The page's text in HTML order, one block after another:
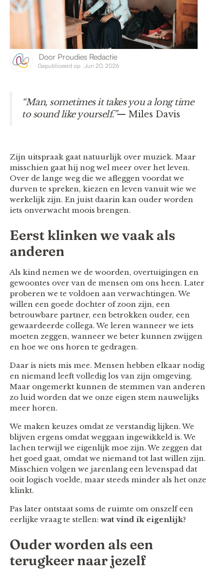
Door Proudies Redactie
Gepubliceerd op Jun 20, 2026
“Man, sometimes it takes you a long time
to sound like yourself.”— Miles Davis
Zijn uitspraak gaat natuurlijk over muziek. Maar
misschien gaat hij nog wel meer over het leven.
Over de lange weg die we afleggen voordat we
durven te spreken, kiezen en leven vanuit wie we
werkelijk zijn. En juist daarin kan ouder worden
iets onverwacht moois brengen.
Eerst klinken we vaak als
anderen
Als kind nemen we de woorden, overtuigingen en
gewoontes over van de mensen om ons heen. Later
proberen we te voldoen aan verwachtingen. We
willen een goede dochter of zoon zijn, een
betrouwbare partner, een betrokken ouder, een
gewaardeerde collega. We leren wanneer we iets
moeten zeggen, wanneer we beter kunnen zwijgen
en hoe we ons horen te gedragen.
Daar is niets mis mee. Mensen hebben elkaar nodig
en niemand leeft volledig los van zijn omgeving.
Maar ongemerkt kunnen de stemmen van anderen
zo luid worden dat we onze eigen stem nauwelijks
meer horen.
We maken keuzes omdat ze verstandig lijken. We
blijven ergens omdat weggaan ingewikkeld is. We
lachen terwijl we eigenlijk moe zijn. We zeggen dat
het goed gaat, omdat we niemand tot last willen zijn.
Misschien volgen we jarenlang een levenspad dat
ooit logisch voelde, maar steeds minder als het onze
klinkt.
Pas later ontstaat soms de ruimte om onszelf een
eerlijke vraag te stellen: wat vind ík eigenlijk?
Ouder worden als een
terugkeer naar jezelf